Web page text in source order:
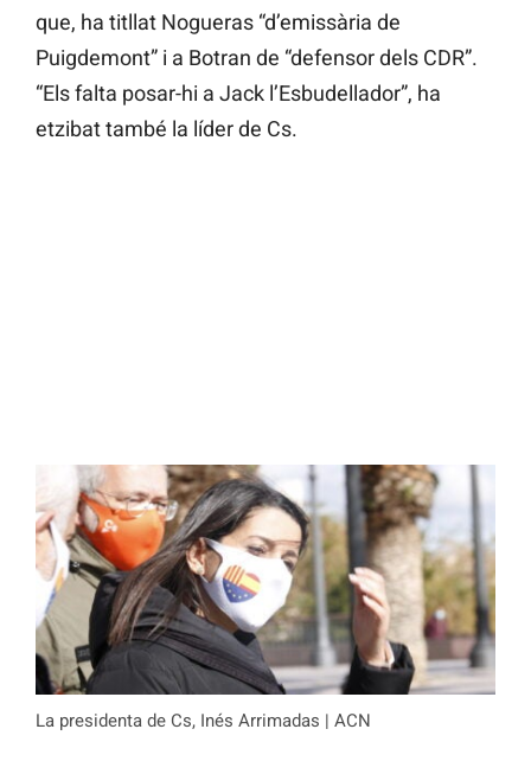
que, ha titllat Nogueras “d’emissària de
Puigdemont” i a Botran de “defensor dels CDR”.
“Els falta posar-hi a Jack l’Esbudellador”, ha
etzibat també la líder de Cs.
La presidenta de Cs, Inés Arrimadas | ACN